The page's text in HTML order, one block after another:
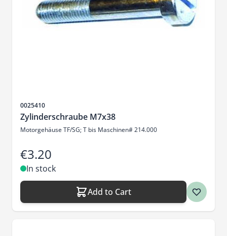
Sku
0025410
Zylinderschraube M7x38
Motorgehäuse TF/SG; T bis Maschinen# 214.000
€3.20
In stock
Add to Cart